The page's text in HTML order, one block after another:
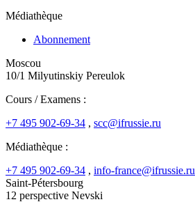
Médiathèque
Abonnement
Moscou
10/1 Milyutinskiy Pereulok
Cours / Examens :
+7 495 902-69-34 , scc@ifrussie.ru
Médiathèque :
+7 495 902-69-34 , info-france@ifrussie.ru
Saint-Pétersbourg
12 perspective Nevski